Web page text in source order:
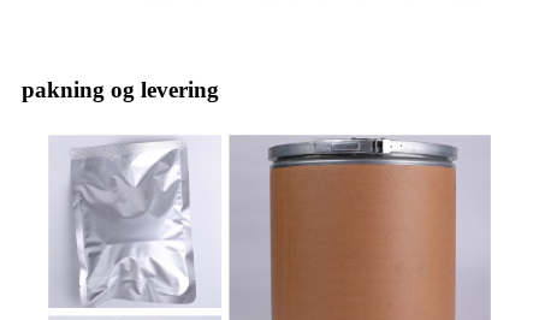
pakning og levering